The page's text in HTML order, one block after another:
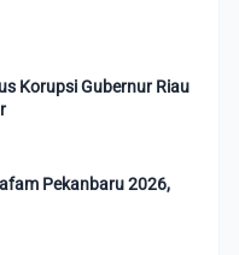
Korupsi Gubernur Riau
Pekanbaru 2026,